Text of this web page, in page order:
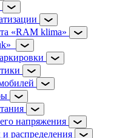
«RAM klima»
напряжения
распределения